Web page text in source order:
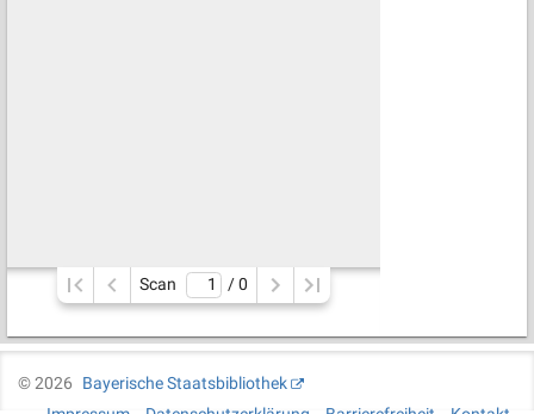
Scan / 0
©2026
Bayerische Staatsbibliothek